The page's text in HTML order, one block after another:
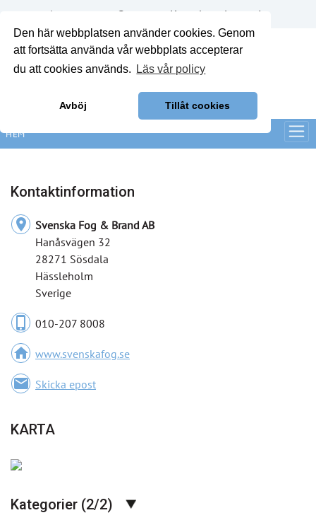
Den här webbplatsen använder cookies. Genom
att fortsätta använda vår webbplats accepterar
du att cookies används.
Läs vår policy
Avböj Tillåt cookies
Annonsera Om oss Kontakt Logga in
HEM
Kontaktinformation
location_on Svenska Fog & Brand AB
Hanåsvägen 32
28271 Sösdala
Hässleholm
Sverige
phone_iphone 010-207 8008
home www.svenskafog.se
email Skicka epost
KARTA
Kategorier (2/2)